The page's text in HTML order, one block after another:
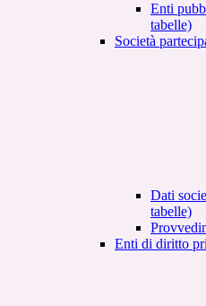
Enti
tabelle)
Società
Dati
tabelle)
Enti di diritto